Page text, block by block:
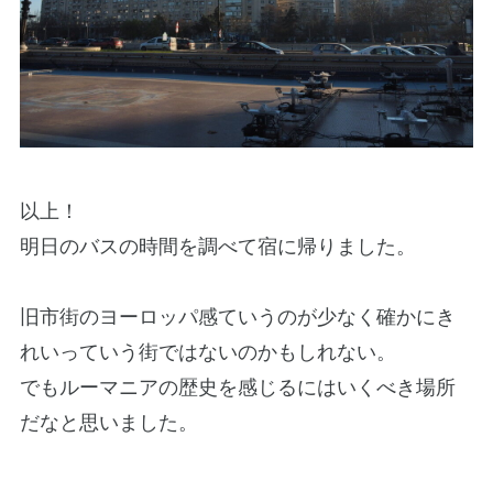
以上！
明日のバスの時間を調べて宿に帰りました。
旧市街のヨーロッパ感ていうのが少なく確かにき
れいっていう街ではないのかもしれない。
でもルーマニアの歴史を感じるにはいくべき場所
だなと思いました。